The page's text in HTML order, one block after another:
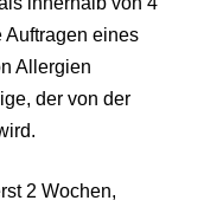
Auftragen eines
Allergien
der von der
2 Wochen,